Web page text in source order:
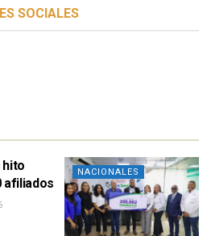
SOCIALES
NACIONALES
hito
afiliados